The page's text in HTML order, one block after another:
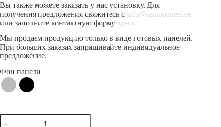
Вы также можете заказать у нас установку. Для
получения предложения свяжитесь с info@seinapaneel.ee
или заполните контактную форму здесь.
Мы продаем продукцию только в виде готовых панелей.
При больших заказах запрашивайте индивидуальное
предложение.
Фон панели
Количество